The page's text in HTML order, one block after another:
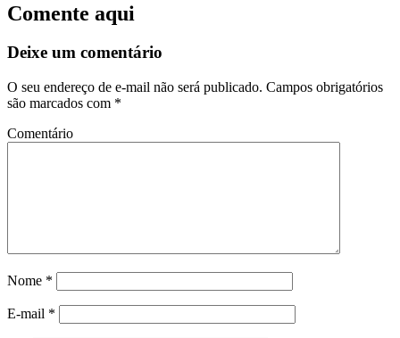
Comente aqui
Deixe um comentário
O seu endereço de e-mail não será publicado. Campos obrigatórios
são marcados com *
Comentário
Nome *
E-mail *